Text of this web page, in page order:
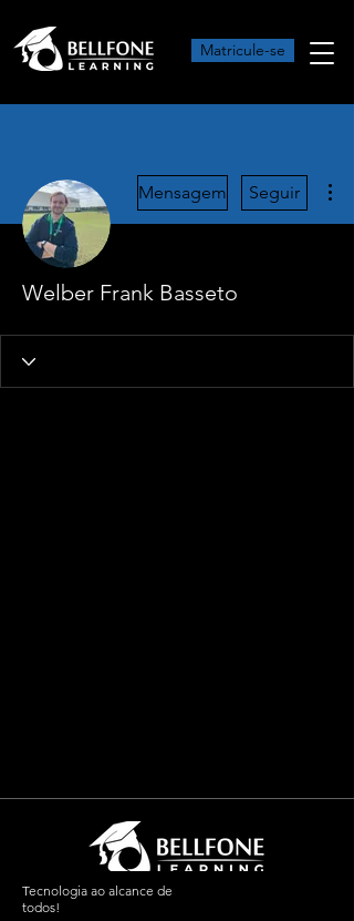
Matricule-se
Mensagem Seguir
Welber Frank Basseto
Tecnologia ao alcance de
todos!